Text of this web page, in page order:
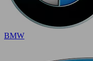
BMW